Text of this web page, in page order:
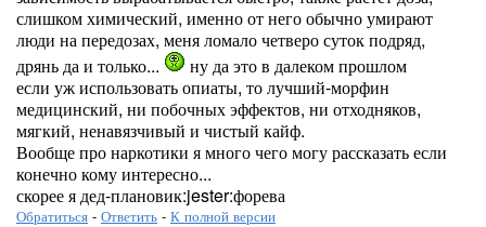
слишком химический, именно от него обычно умирают
люди на передозах, меня ломало четверо суток подряд,
дрянь да и только...
ну да это в далеком прошлом
если уж использовать опиаты, то лучший-морфин
медицинский, ни побочных эффектов, ни отходняков,
мягкий, ненавязчивый и чистый кайф.
Вообще про наркотики я много чего могу рассказать если
конечно кому интересно...
скорее я дед-плановик:jester:форева
Обратиться - Ответить - К полной версии